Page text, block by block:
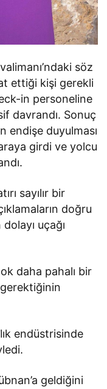
söz
ettiği kişi gerekli
in personeline
davrandı. Sonuç
endişe duyulması
girdi ve yolcu
sayılır bir
doğru
uçağı
daha pahalı bir
gerektiğinin
endüstrisinde
geldiğini